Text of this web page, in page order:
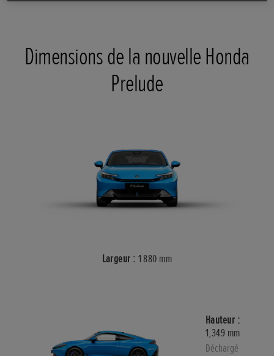
Dimensions de la nouvelle Honda
Prelude
Largeur : 1 880 mm
Hauteur :
1,349 mm
Déchargé